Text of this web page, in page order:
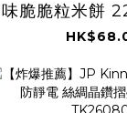
味脆脆粒米餅